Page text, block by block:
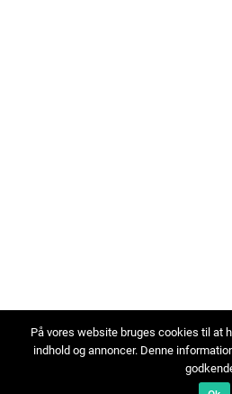
På vores website bruges cookies til at
indhold og annoncer. Denne